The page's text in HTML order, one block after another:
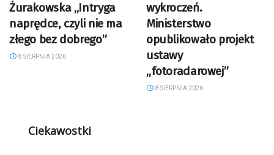
Żurakowska „Intryga
naprędce, czyli nie ma
złego bez dobrego”
8 SIERPNIA 2026
wykroczeń.
Ministerstwo
opublikowało projekt
ustawy
„fotoradarowej”
8 SIERPNIA 2026
Ciekawostki